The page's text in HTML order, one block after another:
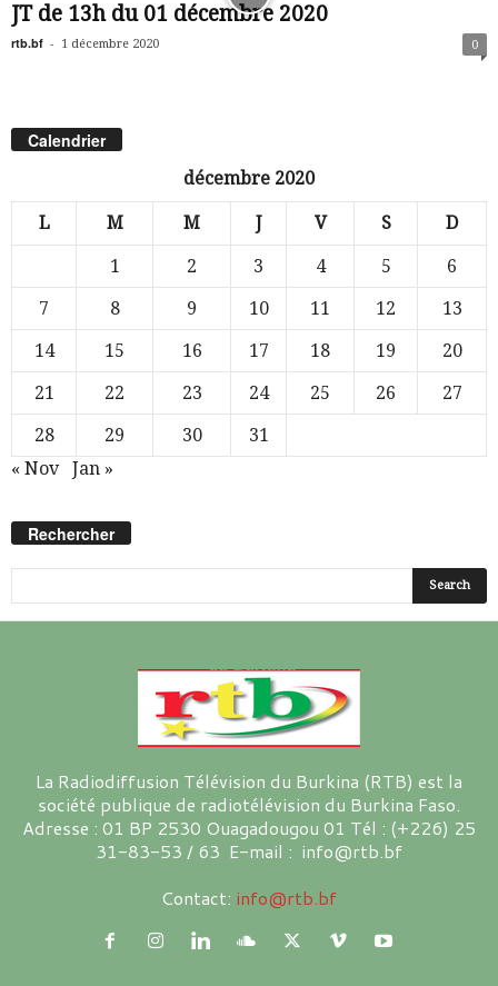
JT de 13h du 01 décembre 2020
rtb.bf - 1 décembre 2020 0
Calendrier
décembre 2020
L M M J V S D
1 2 3 4 5
6
7
8 9 10 11 12
13
14
15 16 17 18 19
20
21
22 23 24 25 26
27
28
29 30
31
« Nov
Jan »
Rechercher
La Radiodiffusion Télévision du Burkina (RTB) est la
société publique de radiotélévision du Burkina Faso.
Adresse : 01 BP 2530 Ouagadougou 01 Tél : (+226) 25
31-83-53 / 63 E-mail : info@rtb.bf
Contact: info@rtb.bf